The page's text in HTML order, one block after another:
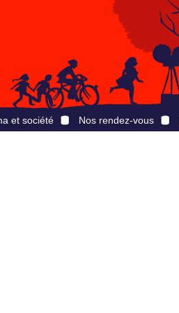
et société Nos rendez-vous